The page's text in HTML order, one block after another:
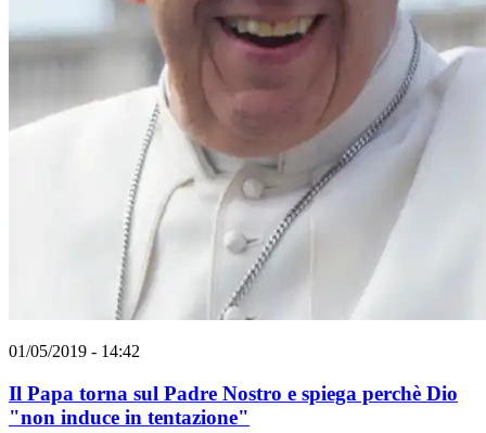
01/05/2019 - 14:42
Il Papa torna sul Padre Nostro e spiega perchè Dio
"non induce in tentazione"